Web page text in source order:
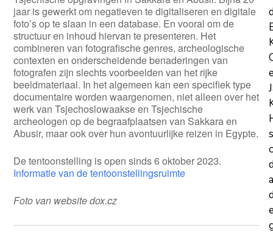
jaar is gewerkt om negatieven te digitaliseren en digitale
foto’s op te slaan in een database. En vooral om de
structuur en inhoud hiervan te presenteren. Het
combineren van fotografische genres, archeologische
contexten en onderscheidende benaderingen van
fotografen zijn slechts voorbeelden van het rijke
beeldmateriaal. In het algemeen kan een specifiek type
documentaire worden waargenomen, niet alleen over het
werk van Tsjechoslowaakse en Tsjechische
archeologen op de begraafplaatsen van Sakkara en
Abusir, maar ook over hun avontuurlijke reizen in Egypte.
De tentoonstelling is open sinds 6 oktober 2023.
Informatie van de tentoonstellingsruimte
Foto van website dox.cz